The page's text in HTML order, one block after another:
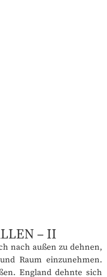
– II
nach außen zu dehnen,
Raum einzunehmen.
England dehnte sich